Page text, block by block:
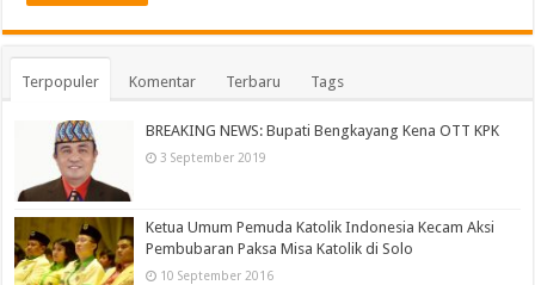
Terpopuler Komentar Terbaru Tags
BREAKING NEWS: Bupati Bengkayang Kena OTT KPK
3 September 2019
Ketua Umum Pemuda Katolik Indonesia Kecam Aksi
Pembubaran Paksa Misa Katolik di Solo
10 September 2016